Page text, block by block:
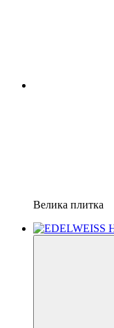
Велика плитка